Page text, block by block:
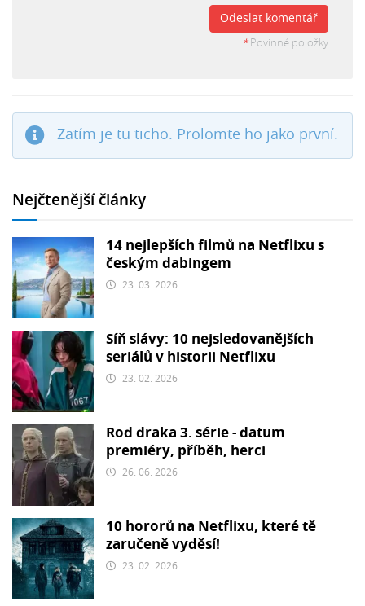
Odeslat komentář
*Povinné položky
Zatím je tu ticho. Prolomte ho jako první.
Nejčtenější články
14 nejlepších filmů na Netflixu s
českým dabingem
23. 03. 2026
Síň slávy: 10 nejsledovanějších
seriálů v historii Netflixu
23. 02. 2026
Rod draka 3. série - datum
premiéry, příběh, herci
26. 06. 2026
10 hororů na Netflixu, které tě
zaručeně vyděsí!
23. 02. 2026